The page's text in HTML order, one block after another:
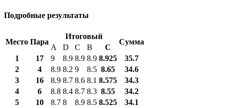
Подробные результаты
Место Пара
Итоговый
Сумма
A D C B
С
1
17 9 8.9 8.9 8.9 8.925
35.7
2
4 8.9 8.2 9 8.5 8.65
34.6
3
16 8.9 8.7 8.6 8.1 8.575
34.3
4
6 8.8 8.4 8.7 8.3 8.55
34.2
5
10 8.7 8 8.9 8.5 8.525
34.1